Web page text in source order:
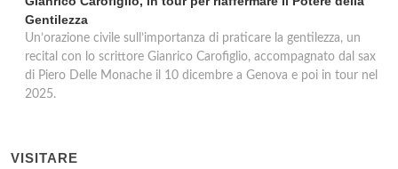
Gentilezza
Un’orazione civile sull’importanza di praticare la gentilezza, un
recital con lo scrittore Gianrico Carofiglio, accompagnato dal sax
di Piero Delle Monache il 10 dicembre a Genova e poi in tour nel
2025.
VISITARE